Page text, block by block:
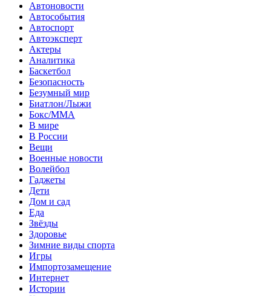
Автоновости
Автособытия
Автоспорт
Автоэксперт
Актеры
Аналитика
Баскетбол
Безопасность
Безумный мир
Биатлон/Лыжи
Бокс/MMA
В мире
В России
Вещи
Военные новости
Волейбол
Гаджеты
Дети
Дом и сад
Еда
Звёзды
Здоровье
Зимние виды спорта
Игры
Импортозамещение
Интернет
Истории